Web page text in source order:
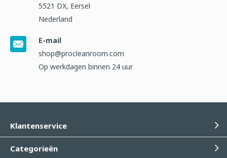
5521 DX, Eersel
Nederland
E-mail
shop@procleanroom.com
Op werkdagen binnen 24 uur
Klantenservice
Categorieën